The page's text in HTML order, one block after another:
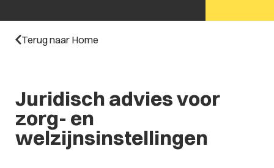
Terug naar Home
Juridisch advies voor
zorg- en
welzijnsinstellingen